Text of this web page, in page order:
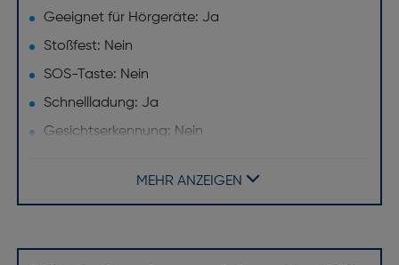
Geeignet für Hörgeräte: Ja
Stoßfest: Nein
SOS-Taste: Nein
Schnellladung: Ja
Gesichtserkennung: Nein
Kabelloses Aufladen: Nein
Design
MEHR ANZEIGEN